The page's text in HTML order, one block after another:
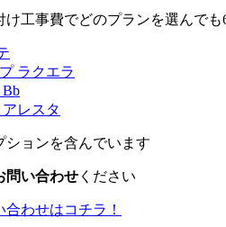
ョンを含んでいます
問い合わせ ください
合わせはコチラ！